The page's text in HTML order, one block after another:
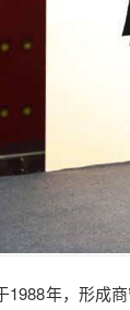
1988年，形成